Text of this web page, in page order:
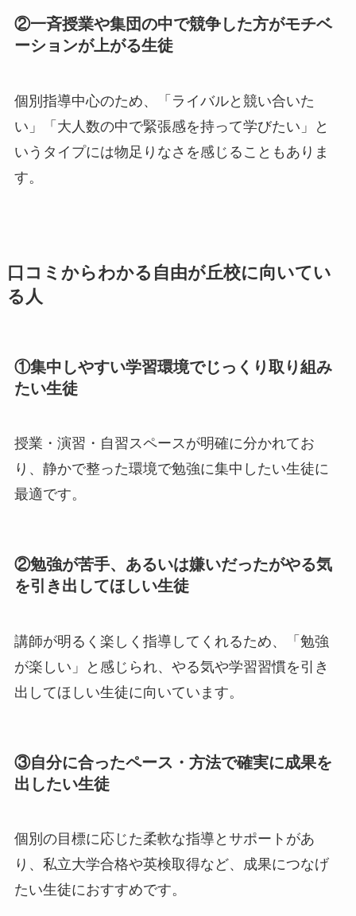
②一斉授業や集団の中で競争した方がモチベ
ーションが上がる生徒
個別指導中心のため、「ライバルと競い合いた
い」「大人数の中で緊張感を持って学びたい」と
いうタイプには物足りなさを感じることもありま
す。
口コミからわかる自由が丘校に向いてい
る人
①集中しやすい学習環境でじっくり取り組み
たい生徒
授業・演習・自習スペースが明確に分かれてお
り、静かで整った環境で勉強に集中したい生徒に
最適です。
②勉強が苦手、あるいは嫌いだったがやる気
を引き出してほしい生徒
講師が明るく楽しく指導してくれるため、「勉強
が楽しい」と感じられ、やる気や学習習慣を引き
出してほしい生徒に向いています。
③自分に合ったペース・方法で確実に成果を
出したい生徒
個別の目標に応じた柔軟な指導とサポートがあ
り、私立大学合格や英検取得など、成果につなげ
たい生徒におすすめです。